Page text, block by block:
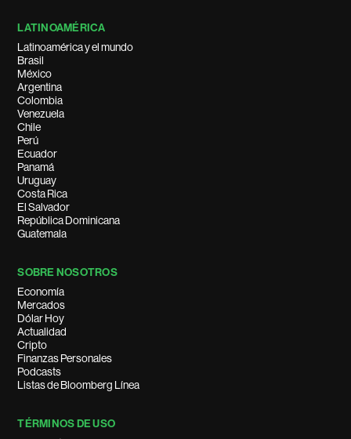
LATINOAMÉRICA
Latinoamérica y el mundo
Brasil
México
Argentina
Colombia
Venezuela
Chile
Perú
Ecuador
Panamá
Uruguay
Costa Rica
El Salvador
República Dominicana
Guatemala
SOBRE NOSOTROS
Economía
Mercados
Dólar Hoy
Actualidad
Cripto
Finanzas Personales
Podcasts
Listas de Bloomberg Línea
TÉRMINOS DE USO